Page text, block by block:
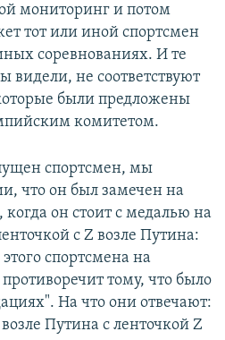
мониторинг и потом
тот или иной спортсмен
соревнованиях. И те
видели, не соответствуют
были предложены
комитетом.
спортсмен, мы
что он был замечен на
он стоит с медалью на
с Z возле Путина:
спортсмена на
тому, что было
На что они отвечают:
Путина с ленточкой Z